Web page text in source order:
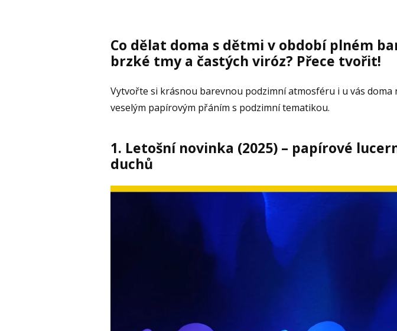
Co dělat doma s dětmi v období plném
brzké tmy a častých viróz? Přece tvořit!
Vytvořte si krásnou barevnou podzimní atmosféru i u vás
veselým papírovým přáním s podzimní tematikou.
1. Letošní novinka (2025) – papírové
duchů